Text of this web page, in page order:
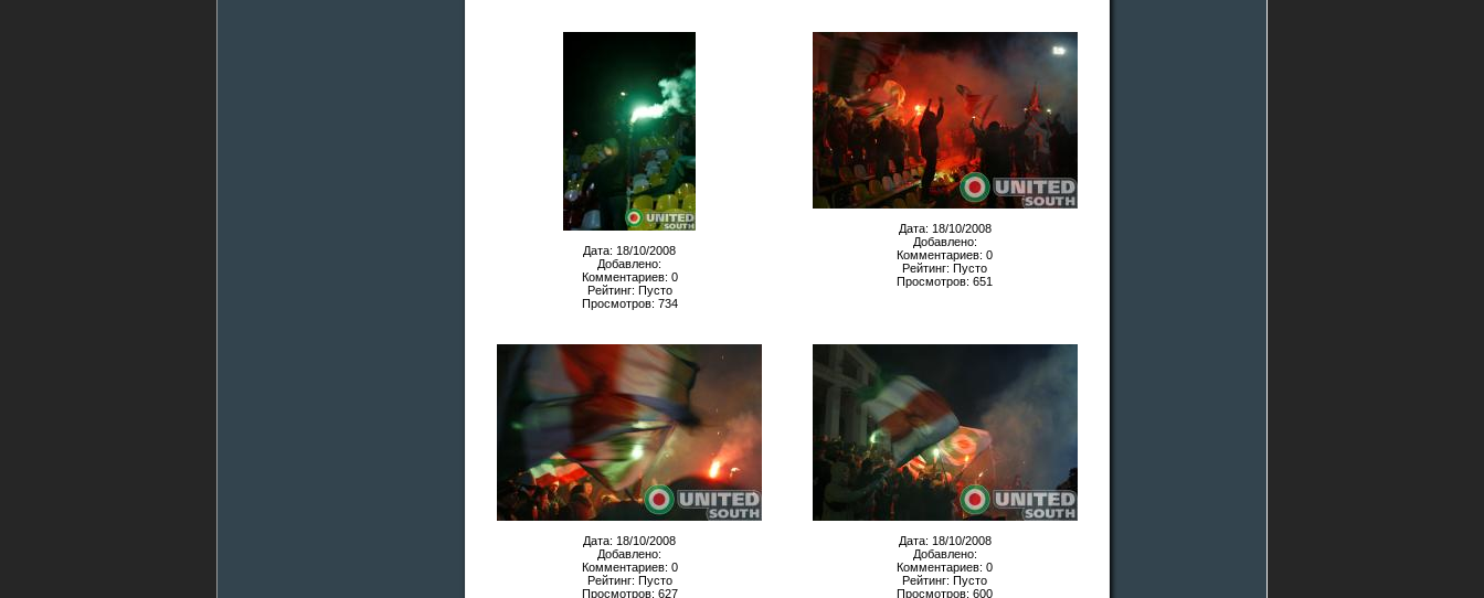
Дата: 18/10/2008
Добавлено:
Комментариев: 0
Рейтинг: Пусто
Просмотров: 734
Дата: 18/10/2008
Добавлено:
Комментариев: 0
Рейтинг: Пусто
Просмотров: 651
Дата: 18/10/2008
Добавлено:
Комментариев: 0
Рейтинг: Пусто
Просмотров: 627
Дата: 18/10/2008
Добавлено:
Комментариев: 0
Рейтинг: Пусто
Просмотров: 600